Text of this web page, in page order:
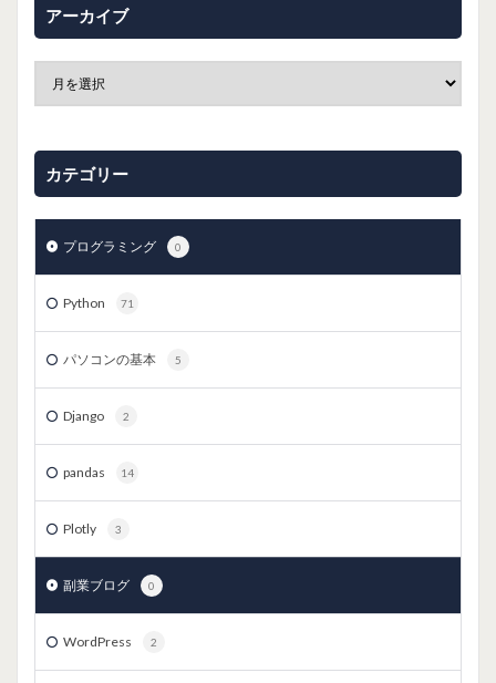
アーカイブ
カテゴリー
プログラミング 0
Python 71
パソコンの基本 5
Django 2
pandas 14
Plotly 3
副業ブログ 0
WordPress 2